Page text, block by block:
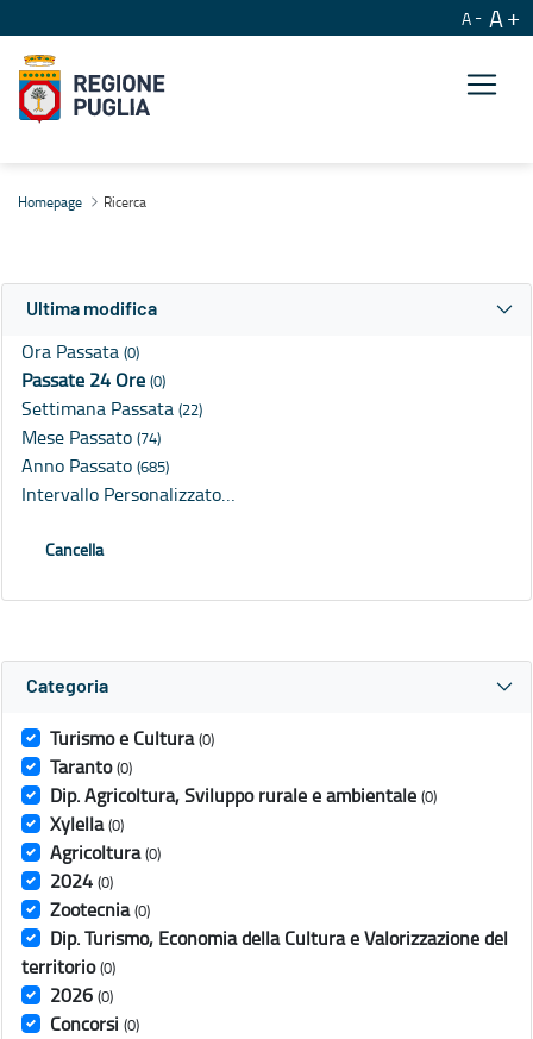
A A
Homepage Ricerca
Ultima modifica
Ora Passata (0)
Passate 24 Ore (0)
Settimana Passata (22)
Mese Passato (74)
Anno Passato (685)
Intervallo Personalizzato…
Cancella
Categoria
Turismo e Cultura (0)
Taranto (0)
Dip. Agricoltura, Sviluppo rurale e ambientale (0)
Xylella (0)
Agricoltura (0)
2024 (0)
Zootecnia (0)
Dip. Turismo, Economia della Cultura e Valorizzazione del
territorio (0)
2026 (0)
Concorsi (0)